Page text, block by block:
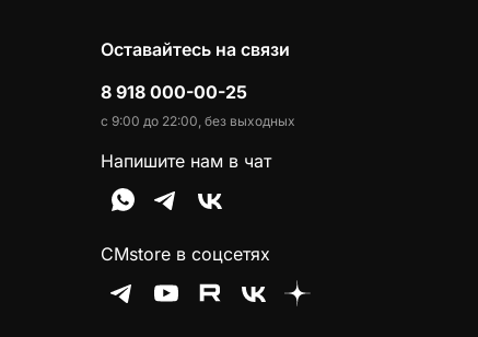
Оставайтесь на связи
8 918 000-00-25
с 9:00 до 22:00, без выходных
Напишите нам в чат
CMstore в соцсетях